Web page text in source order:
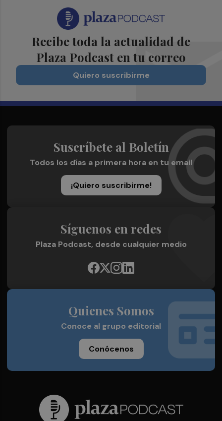
Recibe toda la actualidad de
Plaza Podcast en tu correo
Quiero suscribirme
Suscríbete al Boletín
Todos los días a primera hora en tu email
¡Quiero suscribirme!
Síguenos en redes
Plaza Podcast, desde cualquier medio
Quienes Somos
Conoce al grupo editorial
Conócenos